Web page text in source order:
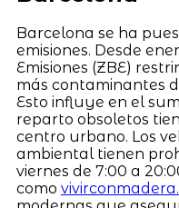
Barcelona se ha
emisiones. Desde
Emisiones (ZBE)
más contaminantes
Esto influye en el
reparto obsoletos
centro urbano. Los
ambiental tienen
viernes de 7:00 a
como